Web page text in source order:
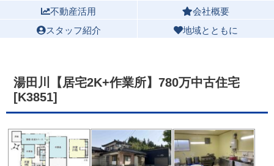
不動産活用
会社概要
スタッフ紹介
地域とともに
湯田川【居宅2K+作業所】780万中古住宅
[K3851]